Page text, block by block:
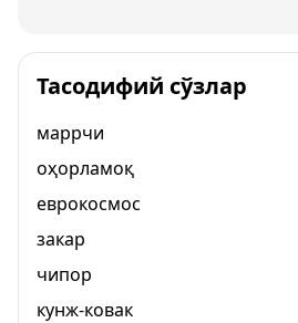
Тасодифий сўзлар
маррчи
оҳорламоқ
еврокосмос
закар
чипор
кунж-ковак